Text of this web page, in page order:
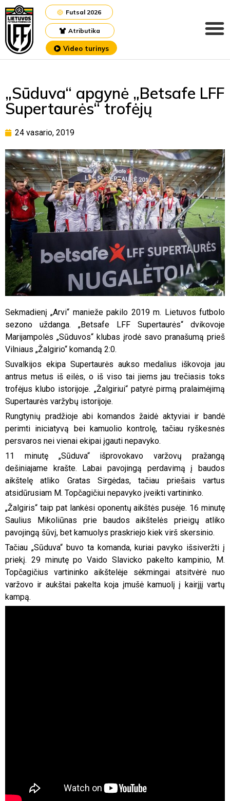
Atributika
Futsal 2026
Video turinys
„Sūduva“ apgynė „Betsafe LFF
Supertaurės“ trofėjų
24 vasario, 2019
Sekmadienį „Arvi“ manieže pakilo 2019 m. Lietuvos futbolo
sezono uždanga. „Betsafe LFF Supertaurės“ dvikovoje
Marijampolės „Sūduvos“ klubas įrodė savo pranašumą prieš
Vilniaus „Žalgirio“ komandą 2:0.
Suvalkijos ekipa Supertaurės aukso medalius iškovoja jau
antrus metus iš eilės, o iš viso tai jiems jau trečiasis toks
trofėjus klubo istorijoje. „Žalgiriui“ patyrė pirmą pralaimėjimą
Supertaurės varžybų istorijoje.
Rungtynių pradžioje abi komandos žaidė aktyviai ir bandė
perimti iniciatyvą bei kamuolio kontrolę, tačiau ryškesnės
persvaros nei vienai ekipai įgauti nepavyko.
11 minutę „Sūduva“ išprovokavo varžovų pražangą
dešiniajame krašte. Labai pavojingą perdavimą į baudos
aikštelę atliko Gratas Sirgėdas, tačiau priešais vartus
atsidūrusiam M. Topčagičiui nepavyko įveikti vartininko.
„Žalgiris“ taip pat lankėsi oponentų aikštės pusėje. 16 minutę
Saulius Mikoliūnas prie baudos aikštelės prieigų atliko
pavojingą šūvį, bet kamuolys praskriejo kiek virš skersinio.
Tačiau „Sūduva“ buvo ta komanda, kuriai pavyko išsiveržti į
priekį. 29 minutę po Vaido Slavicko pakelto kampinio, M.
Topčagičius vartininko aikštelėje sėkmingai atsitvėrė nuo
varžovo ir aukštai pakelta koja įmušė kamuolį į kairįjį vartų
kampą.